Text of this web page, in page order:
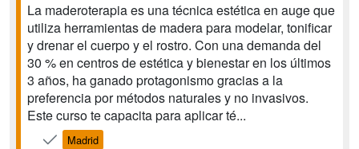
La maderoterapia es una técnica estética en auge que
utiliza herramientas de madera para modelar, tonificar
y drenar el cuerpo y el rostro. Con una demanda del
30 % en centros de estética y bienestar en los últimos
3 años, ha ganado protagonismo gracias a la
preferencia por métodos naturales y no invasivos.
Este curso te capacita para aplicar té...
Madrid